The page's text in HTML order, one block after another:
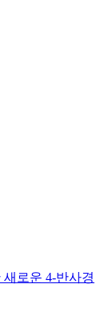
로운 4-반사경